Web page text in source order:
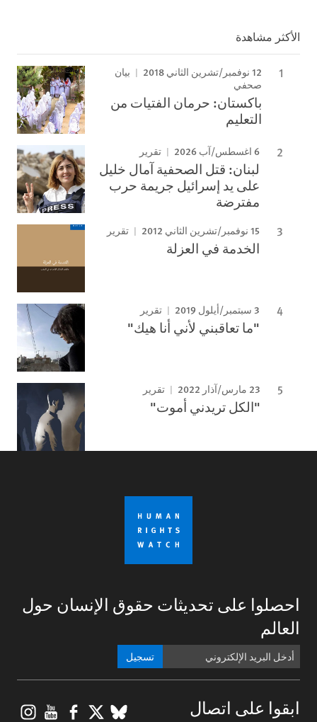
الأكثر مشاهدة
12 نوفمبر/تشرين الثاني 2018
بيان
صحفي
باكستان: حرمان الفتيات من
التعليم
6 اغسطس/آب 2026 تقرير
لبنان: قتل الصحفية آمال خليل
على يد إسرائيل جريمة حرب
مفترضة
15 نوفمبر/تشرين الثاني 2012 تقرير
الخدمة في العزلة
3 سبتمبر/أيلول 2019 تقرير
"ما تعاقبني لأني أنا هيك"
23 مارس/آذار 2022 تقرير
"الكل تريدني أموت"
احصلوا على تحديثات حقوق الإنسان حول
العالم
تسجيل
ابقوا على اتصال BlueSky
X